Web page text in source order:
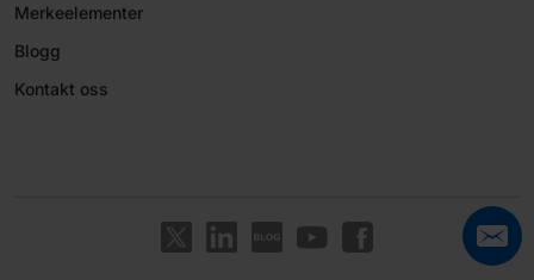
Merkeelementer
Blogg
Kontakt oss